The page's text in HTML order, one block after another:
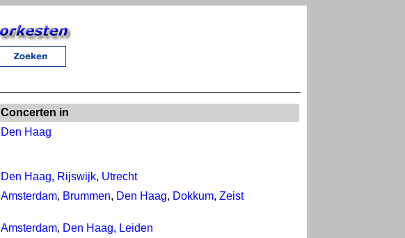
Concerten in
Den Haag
Den Haag, Rijswijk, Utrecht
Amsterdam, Brummen, Den Haag, Dokkum, Zeist
Amsterdam, Den Haag, Leiden